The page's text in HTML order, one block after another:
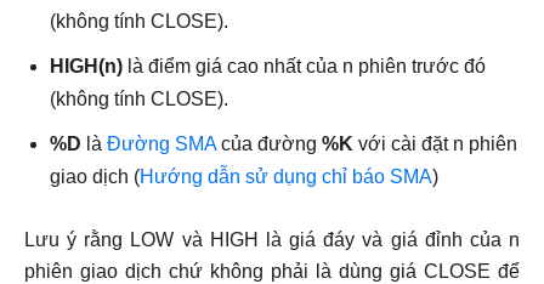
(không tính CLOSE).
HIGH(n) là điểm giá cao nhất của n phiên trước đó
(không tính CLOSE).
%D là Đường SMAcủa đường %K với cài đặt n phiên
giao dịch (Hướng dẫn sử dụng chỉ báo SMA)
Lưu ý rằng LOW và HIGH là giá đáy và giá đỉnh của n
phiên giao dịch chứ không phải là dùng giá CLOSE để